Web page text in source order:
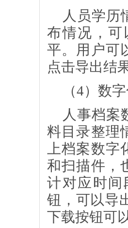
人员学历
布情况，可
平。用户可
点击导出结
（4）数
人事档案
料目录整理
上档案数
和扫描件，
计对应时间
钮，可以导
下载按钮可